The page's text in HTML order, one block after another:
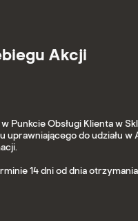
Akcji
Punkcie Obsługi Klienta w
uprawniającego do udziału
14 dni od dnia